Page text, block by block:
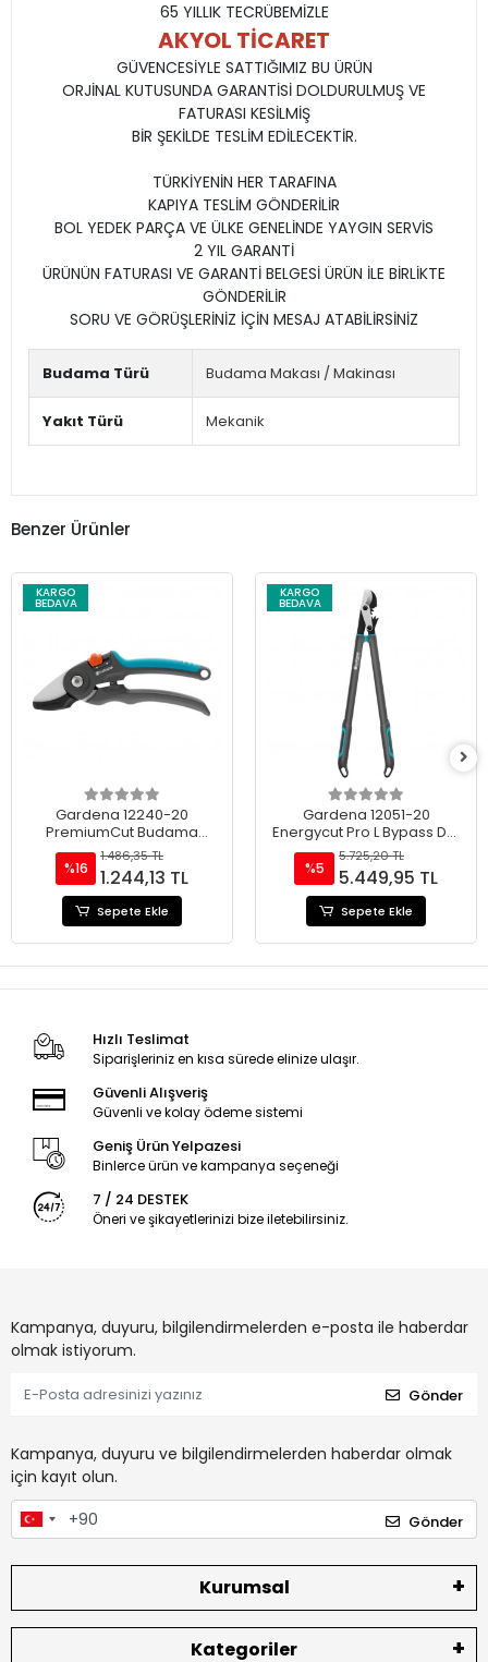
65 YILLIK TECRÜBEMİZLE
AKYOL TİCARET
GÜVENCESİYLE SATTIĞIMIZ BU ÜRÜN
ORJİNAL KUTUSUNDA GARANTİSİ DOLDURULMUŞ VE
FATURASI KESİLMİŞ
BİR ŞEKİLDE TESLİM EDİLECEKTİR.
TÜRKİYENİN HER TARAFINA
KAPIYA TESLİM GÖNDERİLİR
BOL YEDEK PARÇA VE ÜLKE GENELİNDE YAYGIN SERVİS
2 YIL GARANTİ
ÜRÜNÜN FATURASI VE GARANTİ BELGESİ ÜRÜN İLE BİRLİKTE
GÖNDERİLİR
SORU VE GÖRÜŞLERİNİZ İÇİN MESAJ ATABİLİRSİNİZ
Budama Türü Budama Makası / Makinası
Yakıt Türü Mekanik
Benzer Ürünler
KARGO
BEDAVA
Gardena 12240-20
PremiumCut Budama
Makası 28 MM
%16
1.486,35 TL
1.244,13 TL
Sepete Ekle
KARGO
BEDAVA
Gardena 12051-20
Energycut Pro L Bypass Dal
Budama Makası 50 Mm
%5
5.725,20 TL
5.449,95 TL
Sepete Ekle
Hızlı Teslimat
Siparişleriniz en kısa sürede elinize ulaşır.
Güvenli Alışveriş
Güvenli ve kolay ödeme sistemi
Geniş Ürün Yelpazesi
Binlerce ürün ve kampanya seçeneği
7 / 24 DESTEK
Öneri ve şikayetlerinizi bize iletebilirsiniz.
Kampanya, duyuru, bilgilendirmelerden e-posta ile haberdar
olmak istiyorum.
Gönder
Kampanya, duyuru ve bilgilendirmelerden haberdar olmak
için kayıt olun.
Gönder
Kurumsal
Kategoriler